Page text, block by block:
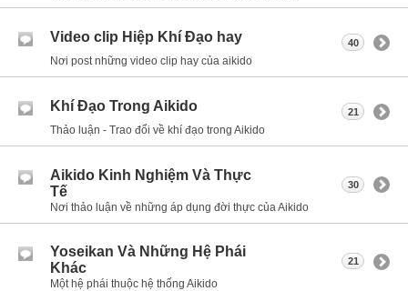
Video clip Hiệp Khí Đạo hay
Nơi post những video clip hay của aikido
40
Khí Đạo Trong Aikido
Thảo luận - Trao đổi về khí đạo trong Aikido
21
Aikido Kinh Nghiệm Và Thực
Tế
Nơi thảo luận về những áp dụng đời thực của Aikido
30
Yoseikan Và Những Hệ Phái
Khác
Một hệ phái thuộc hệ thống Aikido
21